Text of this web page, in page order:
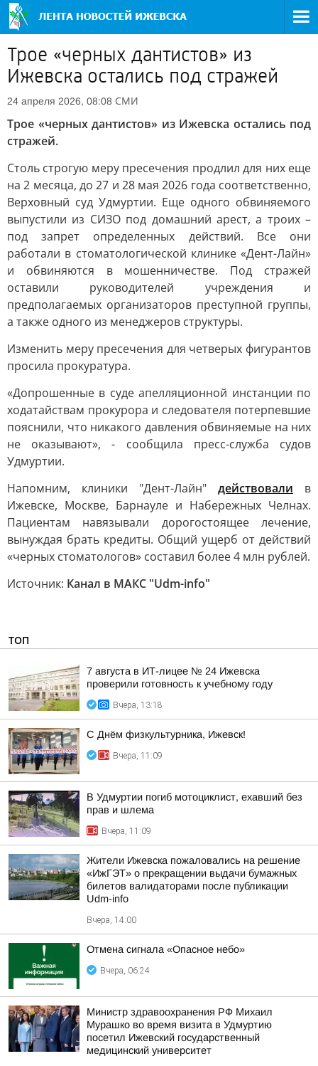
Трое «черных дантистов» из
Ижевска остались под стражей
24 апреля 2026, 08:08 СМИ
Трое «черных дантистов» из Ижевска остались под
стражей.
Столь строгую меру пресечения продлил для них еще
на 2 месяца, до 27 и 28 мая 2026 года соответственно,
Верховный суд Удмуртии. Еще одного обвиняемого
выпустили из СИЗО под домашний арест, а троих –
под запрет определенных действий. Все они
работали в стоматологической клинике «Дент-Лайн»
и обвиняются в мошенничестве. Под стражей
оставили руководителей учреждения и
предполагаемых организаторов преступной группы,
а также одного из менеджеров структуры.
Изменить меру пресечения для четверых фигурантов
просила прокуратура.
«Допрошенные в суде апелляционной инстанции по
ходатайствам прокурора и следователя потерпевшие
пояснили, что никакого давления обвиняемые на них
не оказывают», - сообщила пресс-служба судов
Удмуртии.
Напомним, клиники "Дент-Лайн" действовали в
Ижевске, Москве, Барнауле и Набережных Челнах.
Пациентам навязывали дорогостоящее лечение,
вынуждая брать кредиты. Общий ущерб от действий
«черных стоматологов» составил более 4 млн рублей.
Источник: Канал в МАКС "Udm-info"
ТОП
7 августа в ИТ-лицее № 24 Ижевска
проверили готовность к учебному году
Вчера, 13:18
С Днём физкультурника, Ижевск!
Вчера, 11:09
В Удмуртии погиб мотоциклист, ехавший без
прав и шлема
Вчера, 11:09
Жители Ижевска пожаловались на решение
«ИжГЭТ» о прекращении выдачи бумажных
билетов валидаторами после публикации
Udm-info
Вчера, 14:00
Отмена сигнала «Опасное небо»
Вчера, 06:24
Министр здравоохранения РФ Михаил
Мурашко во время визита в Удмуртию
посетил Ижевский государственный
медицинский университет